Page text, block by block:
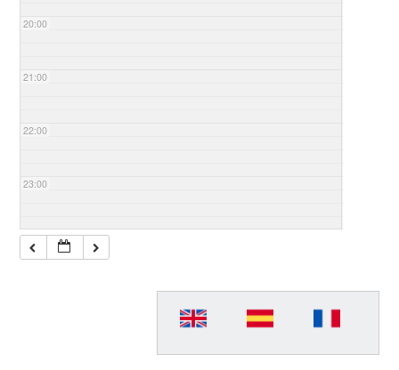
20:00
21:00
22:00
23:00